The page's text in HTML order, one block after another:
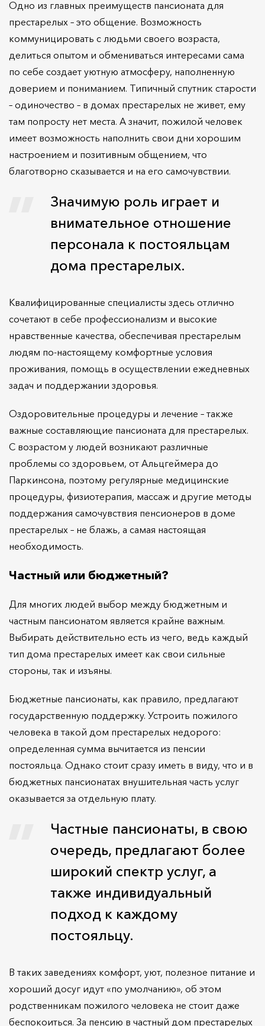
Одно из главных преимуществ пансионата для
престарелых – это общение. Возможность
коммуницировать с людьми своего возраста,
делиться опытом и обмениваться интересами сама
по себе создает уютную атмосферу, наполненную
доверием и пониманием. Типичный спутник старости
– одиночество – в домах престарелых не живет, ему
там попросту нет места. А значит, пожилой человек
имеет возможность наполнить свои дни хорошим
настроением и позитивным общением, что
благотворно сказывается и на его самочувствии.
Значимую роль играет и
внимательное отношение
персонала к постояльцам
дома престарелых.
Квалифицированные специалисты здесь отлично
сочетают в себе профессионализм и высокие
нравственные качества, обеспечивая престарелым
людям по-настоящему комфортные условия
проживания, помощь в осуществлении ежедневных
задач и поддержании здоровья.
Оздоровительные процедуры и лечение – также
важные составляющие пансионата для престарелых.
С возрастом у людей возникают различные
проблемы со здоровьем, от Альцгеймера до
Паркинсона, поэтому регулярные медицинские
процедуры, физиотерапия, массаж и другие методы
поддержания самочувствия пенсионеров в доме
престарелых – не блажь, а самая настоящая
необходимость.
Частный или бюджетный?
Для многих людей выбор между бюджетным и
частным пансионатом является крайне важным.
Выбирать действительно есть из чего, ведь каждый
тип дома престарелых имеет как свои сильные
стороны, так и изъяны.
Бюджетные пансионаты, как правило, предлагают
государственную поддержку. Устроить пожилого
человека в такой дом престарелых недорого:
определенная сумма вычитается из пенсии
постояльца. Однако стоит сразу иметь в виду, что и в
бюджетных пансионатах внушительная часть услуг
оказывается за отдельную плату.
Частные пансионаты, в свою
очередь, предлагают более
широкий спектр услуг, а
также индивидуальный
подход к каждому
постояльцу.
В таких заведениях комфорт, уют, полезное питание и
хороший досуг идут «по умолчанию», об этом
родственникам пожилого человека не стоит даже
беспокоиться. За пенсию в частный дом престарелых